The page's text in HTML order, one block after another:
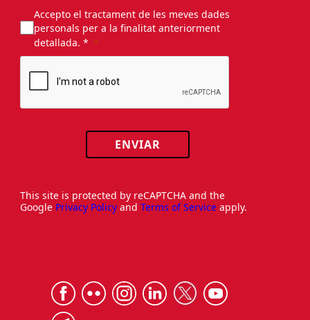
Accepto el tractament de les meves dades
personals per a la finalitat anteriorment
detallada. *
ENVIAR
This site is protected by reCAPTCHA and the
Google Privacy Policy and Terms of Service apply.